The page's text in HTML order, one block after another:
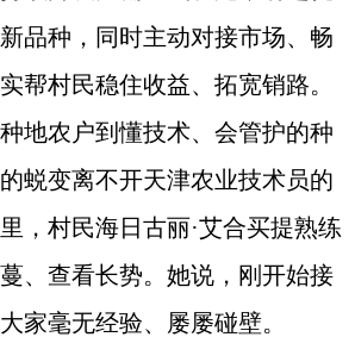
品种，同时主动对接市场、畅
帮村民稳住收益、拓宽销路。
地农户到懂技术、会管护的种
蜕变离不开天津农业技术员的
，村民海日古丽·艾合买提熟练
、查看长势。她说，刚开始接
家毫无经验、屡屡碰壁。